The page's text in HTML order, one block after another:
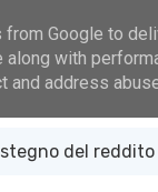
del reddito
Google to
along with
and address